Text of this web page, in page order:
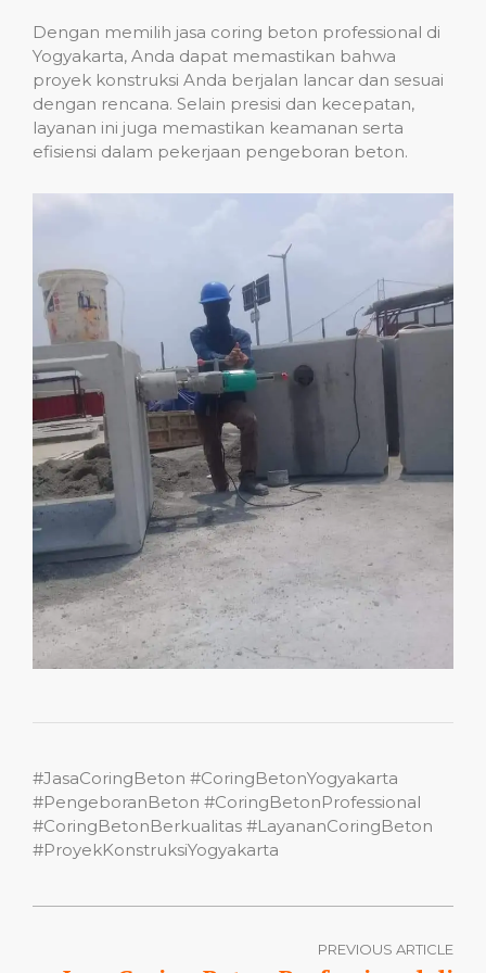
Dengan memilih jasa coring beton professional di
Yogyakarta, Anda dapat memastikan bahwa
proyek konstruksi Anda berjalan lancar dan sesuai
dengan rencana. Selain presisi dan kecepatan,
layanan ini juga memastikan keamanan serta
efisiensi dalam pekerjaan pengeboran beton.
#JasaCoringBeton #CoringBetonYogyakarta
#PengeboranBeton #CoringBetonProfessional
#CoringBetonBerkualitas #LayananCoringBeton
#ProyekKonstruksiYogyakarta
PREVIOUS ARTICLE